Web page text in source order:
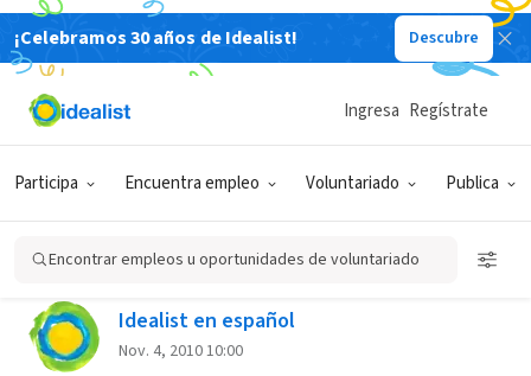
¡Celebramos 30 años de Idealist! Descubre
Participa Encuentra empleo Voluntariado Publica
Ingresa Regístrate
Encontrar empleos u oportunidades de voluntariado
Back
Cómo correr una maratón sin
cansarse
Idealist en español
Nov. 4, 2010 10:00